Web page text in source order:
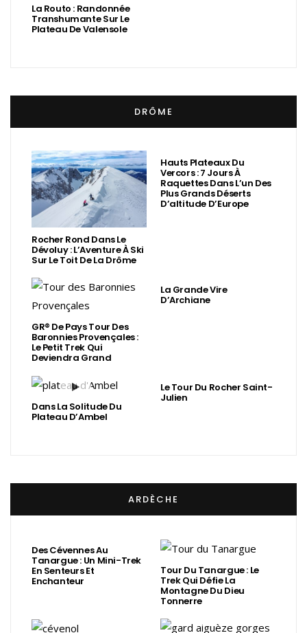
La Routo : Randonnée
Transhumante Sur Le
Plateau De Valensole
DRÔME
Rocher Rond Dans Le
Dévoluy : L’Aventure À Ski
Sur Le Toit De La Drôme
Hauts Plateaux Du
Vercors : 7 Jours À
Raquettes Dans L’un Des
Plus Grands Déserts
D’altitude D’Europe
GR® De Pays Tour Des
Baronnies Provençales :
Le Petit Trek Qui
Deviendra Grand
La Grande Vire
D’Archiane
Dans La Solitude Du
Plateau D’Ambel
Le Tour Du Rocher Saint-
Julien
ARDÈCHE
Des Cévennes Au
Tanargue : Un Mini-Trek
En Senteurs Et
Enchanteur
Tour Du Tanargue : Le
Trek Qui Défie La
Montagne Du Dieu
Tonnerre